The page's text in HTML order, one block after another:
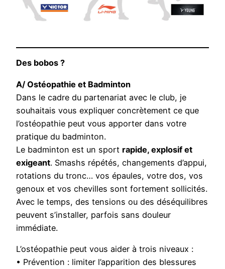
Des bobos ?
A/ Ostéopathie et Badminton
Dans le cadre du partenariat avec le club, je
souhaitais vous expliquer concrètement ce que
l’ostéopathie peut vous apporter dans votre
pratique du badminton.
Le badminton est un sport rapide, explosif et
exigeant. Smashs répétés, changements d’appui,
rotations du tronc… vos épaules, votre dos, vos
genoux et vos chevilles sont fortement sollicités.
Avec le temps, des tensions ou des déséquilibres
peuvent s’installer, parfois sans douleur
immédiate.
L’ostéopathie peut vous aider à trois niveaux :
• Prévention : limiter l’apparition des blessures